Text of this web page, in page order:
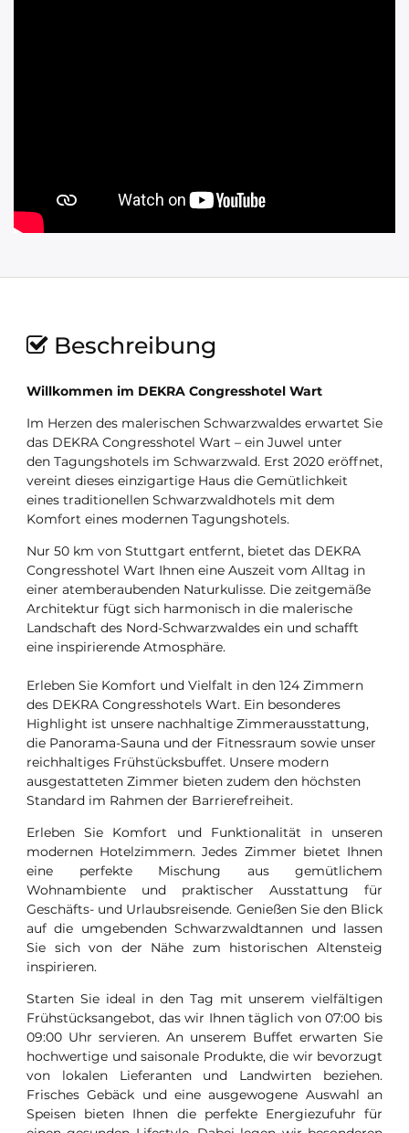
Beschreibung
Willkommen im DEKRA Congresshotel Wart
Im Herzen des malerischen Schwarzwaldes erwartet Sie
das DEKRA Congresshotel Wart – ein Juwel unter
den Tagungshotels im Schwarzwald. Erst 2020 eröffnet,
vereint dieses einzigartige Haus die Gemütlichkeit
eines traditionellen Schwarzwaldhotels mit dem
Komfort eines modernen Tagungshotels.
Nur 50 km von Stuttgart entfernt, bietet das DEKRA
Congresshotel Wart Ihnen eine Auszeit vom Alltag in
einer atemberaubenden Naturkulisse. Die zeitgemäße
Architektur fügt sich harmonisch in die malerische
Landschaft des Nord-Schwarzwaldes ein und schafft
eine inspirierende Atmosphäre.
Erleben Sie Komfort und Vielfalt in den 124 Zimmern
des DEKRA Congresshotels Wart. Ein besonderes
Highlight ist unsere nachhaltige Zimmerausstattung,
die Panorama-Sauna und der Fitnessraum sowie unser
reichhaltiges Frühstücksbuffet. Unsere modern
ausgestatteten Zimmer bieten zudem den höchsten
Standard im Rahmen der Barrierefreiheit.
Erleben Sie Komfort und Funktionalität in unseren
modernen Hotelzimmern. Jedes Zimmer bietet Ihnen
eine perfekte Mischung aus gemütlichem
Wohnambiente und praktischer Ausstattung für
Geschäfts- und Urlaubsreisende. Genießen Sie den Blick
auf die umgebenden Schwarzwaldtannen und lassen
Sie sich von der Nähe zum historischen Altensteig
inspirieren.
Starten Sie ideal in den Tag mit unserem vielfältigen
Frühstücksangebot, das wir Ihnen täglich von 07:00 bis
09:00 Uhr servieren. An unserem Buffet erwarten Sie
hochwertige und saisonale Produkte, die wir bevorzugt
von lokalen Lieferanten und Landwirten beziehen.
Frisches Gebäck und eine ausgewogene Auswahl an
Speisen bieten Ihnen die perfekte Energiezufuhr für